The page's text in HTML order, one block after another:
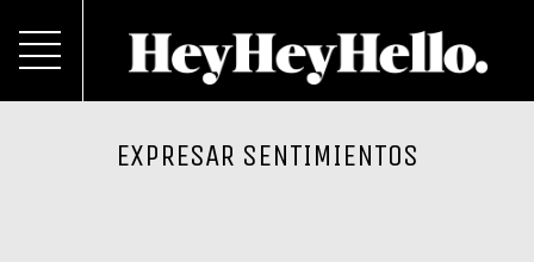
EXPRESAR SENTIMIENTOS